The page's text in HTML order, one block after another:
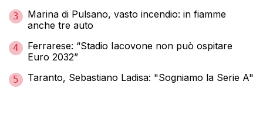
3
Marina di Pulsano, vasto incendio: in fiamme
anche tre auto
4
Ferrarese: “Stadio Iacovone non può ospitare
Euro 2032”
5 Taranto, Sebastiano Ladisa: "Sogniamo la Serie A"